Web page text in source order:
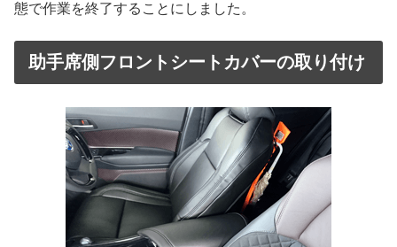
態で作業を終了することにしました。
助手席側フロントシートカバーの取り付け